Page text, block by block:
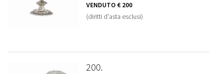
VENDUTO € 200
(diritti d'asta esclusi)
200